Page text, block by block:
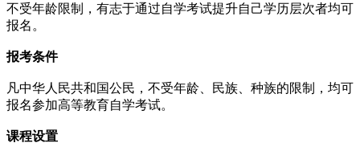
不受年龄限制，有志于通过自学考试提升自己学历层次者均可
报名。
报考条件
凡中华人民共和国公民，不受年龄、民族、种族的限制，均可
报名参加高等教育自学考试。
课程设置